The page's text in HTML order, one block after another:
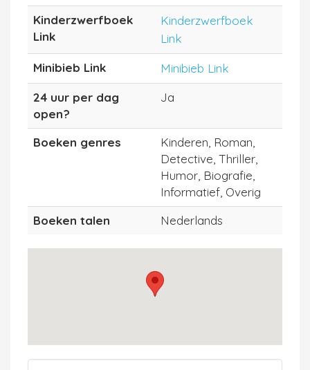
Kinderzwerfboek
Link
Kinderzwerfboek
Link
Minibieb Link
Minibieb Link
24 uur per dag
open?
Ja
Boeken genres
Kinderen, Roman,
Detective, Thriller,
Humor, Biografie,
Informatief, Overig
Boeken talen
Nederlands